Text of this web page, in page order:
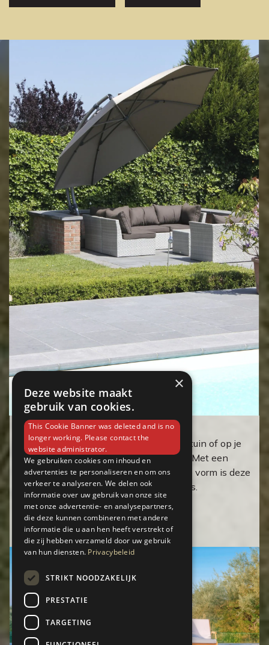
XL parasol 375 cm met voet
Creëer een stijlvolle schaduwplek in je tuin of op je
terras met deze hoogwaardige parasol. Met een
royale grootte en elegante achthoekige vorm is deze
ideaal voor grote loungesets of eettafels.
Verken
×
Deze website maakt
gebruik van cookies.
This Cookie Banner was deleted and is no
longer working. Please contact the
website administrator.
We gebruiken cookies om inhoud en
advertenties te personaliseren en om ons
verkeer te analyseren. We delen ook
informatie over uw gebruik van onze site
met onze advertentie- en analysepartners,
die deze kunnen combineren met andere
informatie die u aan hen heeft verstrekt of
die zij hebben verzameld door uw gebruik
van hun diensten. Privacybeleid
STRIKT NOODZAKELIJK
PRESTATIE
TARGETING